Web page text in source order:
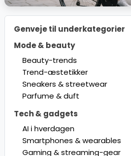
Genveje til underkategorier
Mode & beauty
Beauty-trends
Trend-æstetikker
Sneakers & streetwear
Parfume & duft
Tech & gadgets
AI i hverdagen
Smartphones & wearables
Gaming & streaming-gear